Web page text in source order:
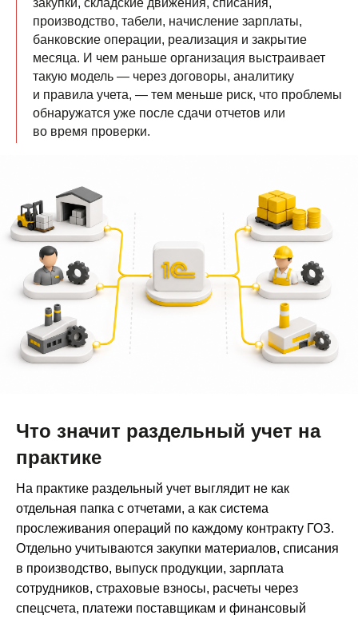
закупки, складские движения, списания,
производство, табели, начисление зарплаты,
банковские операции, реализация и закрытие
месяца. И чем раньше организация выстраивает
такую модель — через договоры, аналитику
и правила учета, — тем меньше риск, что проблемы
обнаружатся уже после сдачи отчетов или
во время проверки.
Что значит раздельный учет на
практике
На практике раздельный учет выглядит не как
отдельная папка с отчетами, а как система
прослеживания операций по каждому контракту ГОЗ.
Отдельно учитываются закупки материалов, списания
в производство, выпуск продукции, зарплата
сотрудников, страховые взносы, расчеты через
спецсчета, платежи поставщикам и финансовый